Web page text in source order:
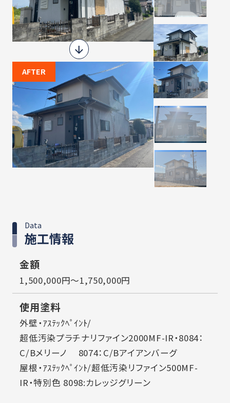
AFTER
施工情報
Data
金額
1,500,000円～1,750,000円
使用塗料
外壁・ｱｽﾃｯｸﾍﾟｲﾝﾄ/
超低汚染プラチナリファイン2000MF-IR・8084：
C/Bメリーノ 8074：C/Bアイアンバーグ
屋根・ｱｽﾃｯｸﾍﾟｲﾝﾄ/超低汚染リファイン500MF-
IR・特別色 8098:カレッジグリーン